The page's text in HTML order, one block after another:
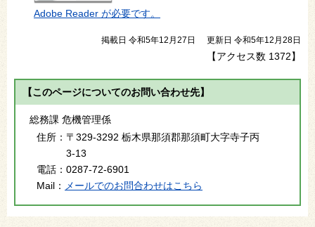
Adobe Reader が必要です。
掲載日 令和5年12月27日 更新日 令和5年12月28日
【アクセス数 1372】
【このページについてのお問い合わせ先】
総務課 危機管理係
住所： 〒329-3292 栃木県那須郡那須町大字寺子丙
3-13
電話： 0287-72-6901
Mail： メールでのお問合わせはこちら